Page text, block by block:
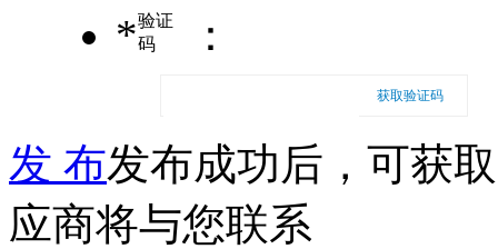
*验证
码
：
获取验证码
发 布发布成功后，可获
应商将与您联系